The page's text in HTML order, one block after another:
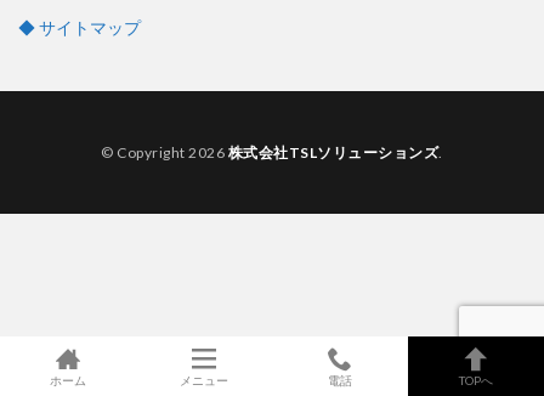
◆ サイトマップ
© Copyright 2026 株式会社TSLソリューションズ.
ホーム メニュー 電話 TOPへ